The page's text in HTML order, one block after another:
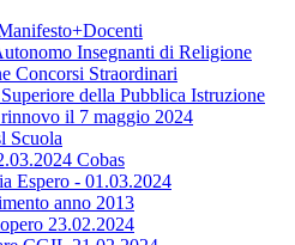
Insegnanti di Religione
Concorsi Straordinari
della Pubblica Istruzione
il 7 maggio 2024
Scuola
Cobas
Espero - 01.03.2024
anno 2013
23.02.2024